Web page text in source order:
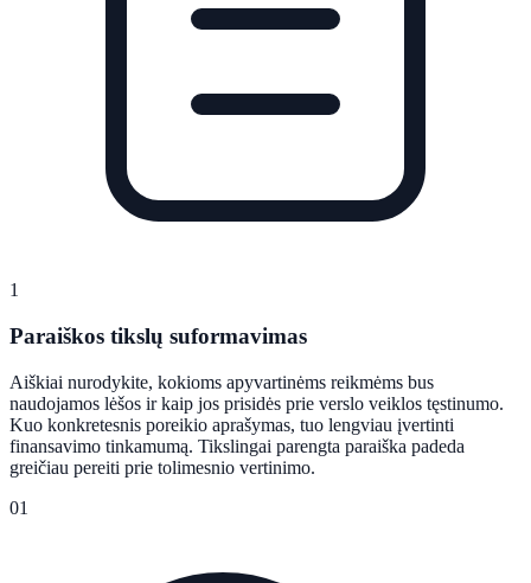
1
Paraiškos tikslų suformavimas
Aiškiai nurodykite, kokioms apyvartinėms reikmėms bus
naudojamos lėšos ir kaip jos prisidės prie verslo veiklos tęstinumo.
Kuo konkretesnis poreikio aprašymas, tuo lengviau įvertinti
finansavimo tinkamumą. Tikslingai parengta paraiška padeda
greičiau pereiti prie tolimesnio vertinimo.
01